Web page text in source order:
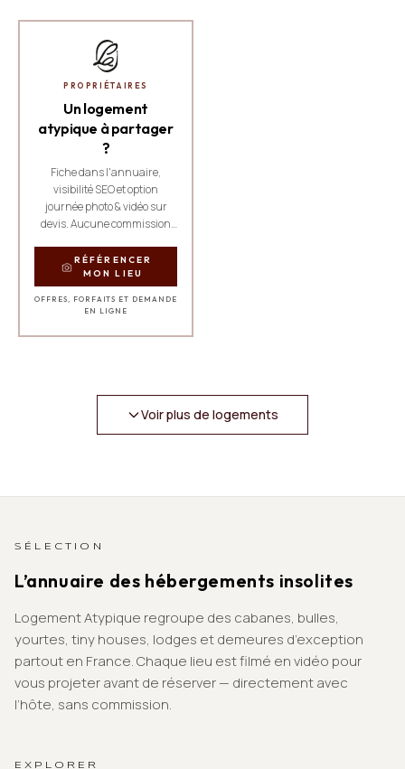
PROPRIÉTAIRES
Un logement
atypique à partager
?
Fiche dans l'annuaire,
visibilité SEO et option
journée photo & vidéo sur
devis. Aucune commission
RÉFÉRENCER
MON LIEU
OFFRES, FORFAITS ET DEMANDE
EN LIGNE
Voir plus de logements
SÉLECTION
L’annuaire des hébergements insolites
Logement Atypique regroupe des cabanes, bulles,
yourtes, tiny houses, lodges et demeures d’exception
partout en France. Chaque lieu est filmé en vidéo pour
vous projeter avant de réserver — directement avec
l’hôte, sans commission.
EXPLORER